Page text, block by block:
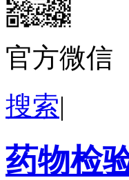
官方微信
搜索|
药物检